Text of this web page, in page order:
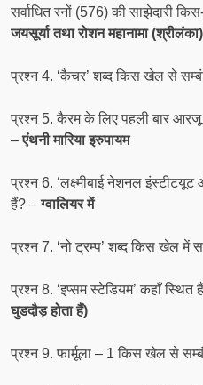
सर्वाधित रनों (576) की साझेदारी
जयसूर्या तथा रोशन महानामा (श्रीलंका)
प्रश्न 4. ‘कैचर’ शब्द किस खेल से
प्रश्न 5. कैरम के लिए पहली बार आरजू
–एंथनी मारिया इरुपायम
प्रश्न 6. ‘लक्ष्मीबाई नेशनल
हैं? –ग्वालियर में
प्रश्न 7. ‘नो ट्रम्प’ शब्द किस खेल में
प्रश्न 8. ‘इप्सम स्टेडियम’ कहाँ स्थित
घुडदौड़ होता हैं)
प्रश्न 9. फार्मूला – 1 किस खेल से